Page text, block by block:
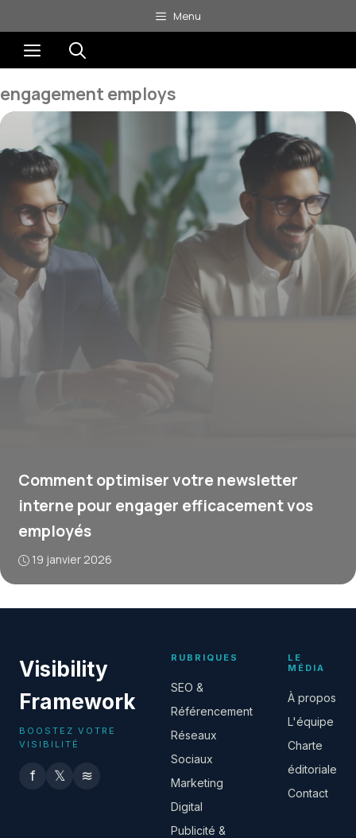
au
contenu
Menu
Menu
engagement employs
Comment optimiser votre newsletter
interne pour engager efficacement vos
employés
19 janvier 2026
Visibility
Framework
BOOSTEZ VOTRE
VISIBILITÉ
f 𝕏 ≋
RUBRIQUES
SEO &
Référencement
Réseaux
Sociaux
Marketing
Digital
Publicité &
LE
MÉDIA
À propos
L'équipe
Charte
éditoriale
Contact